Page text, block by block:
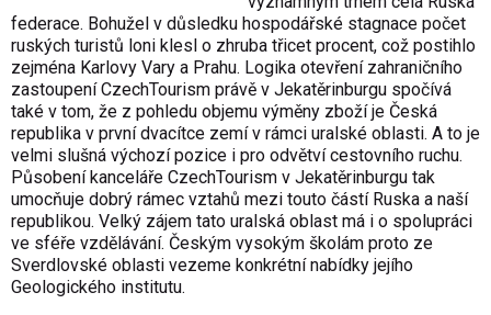
federace. Bohužel v důsledku hospodářské stagnace počet
ruských turistů loni klesl o zhruba třicet procent, což postihlo
zejména Karlovy Vary a Prahu. Logika otevření zahraničního
zastoupení CzechTourism právě v Jekatěrinburgu spočívá
také v tom, že z pohledu objemu výměny zboží je Česká
republika v první dvacítce zemí v rámci uralské oblasti. A to je
velmi slušná výchozí pozice i pro odvětví cestovního ruchu.
Působení kanceláře CzechTourism v Jekatěrinburgu tak
umocňuje dobrý rámec vztahů mezi touto částí Ruska a naší
republikou. Velký zájem tato uralská oblast má i o spolupráci
ve sféře vzdělávání. Českým vysokým školám proto ze
Sverdlovské oblasti vezeme konkrétní nabídky jejího
Geologického institutu.